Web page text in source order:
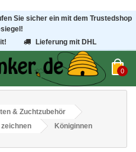
Sie sicher ein mit dem Trustedshop
Lieferung mit DHL
0
& Zuchtzubehör
Königinnen